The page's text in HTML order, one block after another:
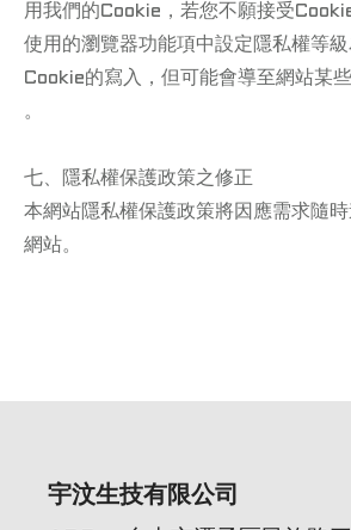
用我們的Cookie，若您不願接受
使用的瀏覽器功能項中設定隱私權等
Cookie的寫入，但可能會導至網站某
。
七、隱私權保護政策之修正
本網站隱私權保護政策將因應需求隨
網站。
宇汶生技有限公司